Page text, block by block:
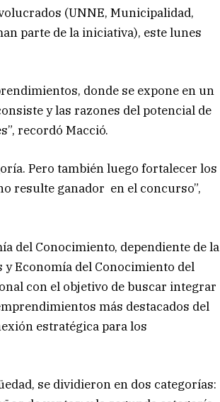
(UNNE, Municipalidad,
parte de la iniciativa), este lunes
donde se expone en un
y las razones del potencial de
recordó Macció.
Pero también luego fortalecer los
resulte ganador en el concurso”,
del Conocimiento, dependiente de la
y Economía del Conocimiento del
con el objetivo de buscar integrar
más destacados del
estratégica para los
se dividieron en dos categorías: